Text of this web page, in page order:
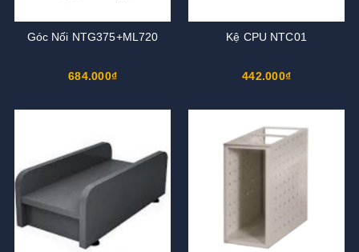
Góc Nối NTG375+ML720
684.000₫
Kệ CPU NTC01
442.000₫